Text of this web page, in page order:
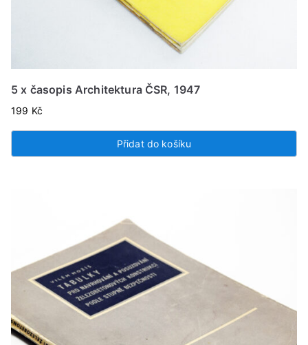
5 x časopis Architektura ČSR, 1947
199 Kč
Přidat do košíku